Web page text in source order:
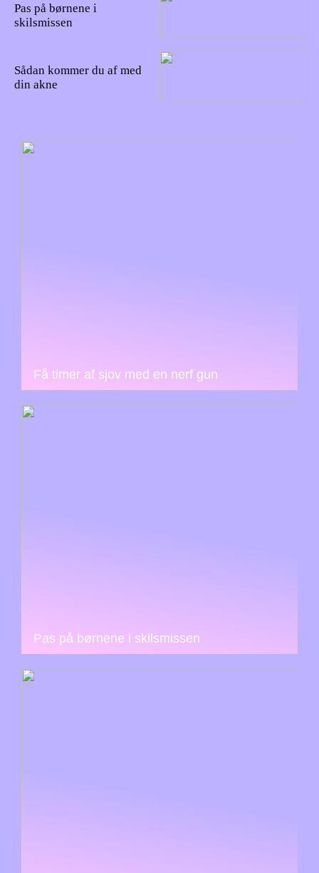
Pas på børnene i
skilsmissen
Sådan kommer du af med
din akne
Få timer af sjov med en nerf gun
Pas på børnene i skilsmissen